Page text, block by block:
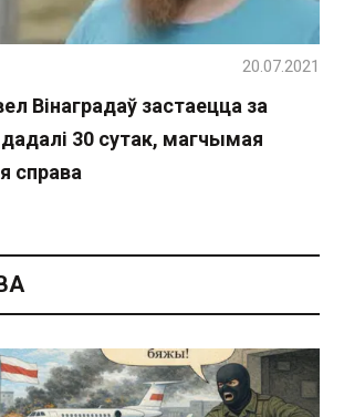
Вінаградаў застаецца за
30 сутак, магчымая
справа
20.07.2021